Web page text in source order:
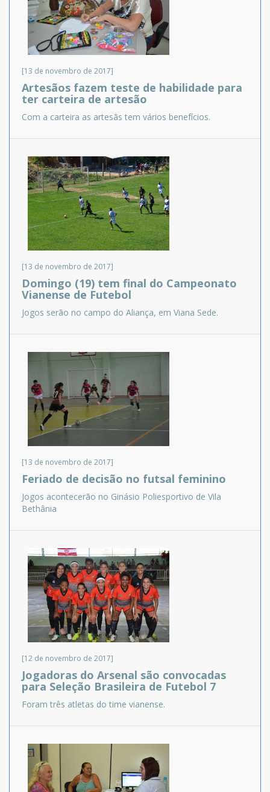
[13 de novembro de 2017]
Artesãos fazem teste de habilidade para
ter carteira de artesão
Com a carteira as artesãs tem vários benefícios.
[13 de novembro de 2017]
Domingo (19) tem final do Campeonato
Vianense de Futebol
Jogos serão no campo do Aliança, em Viana Sede.
[13 de novembro de 2017]
Feriado de decisão no futsal feminino
Jogos acontecerão no Ginásio Poliesportivo de Vila
Bethânia
[12 de novembro de 2017]
Jogadoras do Arsenal são convocadas
para Seleção Brasileira de Futebol 7
Foram três atletas do time vianense.